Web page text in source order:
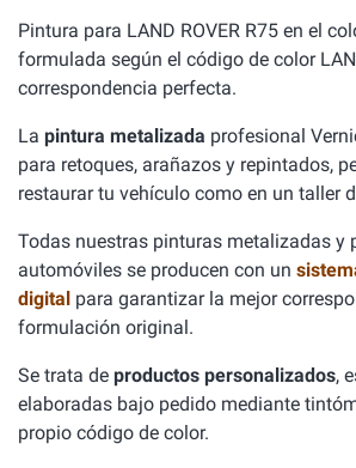
Pintura para LAND ROVER R75 en el
formulada según el código de color
correspondencia perfecta.
La pintura metalizada profesional
para retoques, arañazos y repintados,
restaurar tu vehículo como en un taller
Todas nuestras pinturas metalizadas y
automóviles se producen con un
digital para garantizar la mejor
formulación original.
Se trata de productos personalizados,
elaboradas bajo pedido mediante
propio código de color.